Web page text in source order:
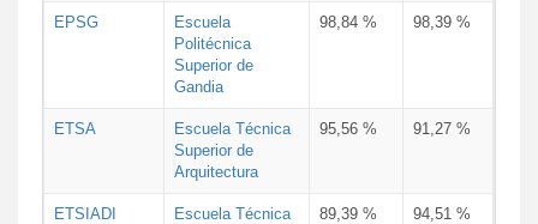
EPSG
Escuela
Politécnica
Superior de
Gandia
98,84 % 98,39 %
ETSA
Escuela Técnica
Superior de
Arquitectura
95,56 % 91,27 %
ETSIADI
Escuela Técnica
89,39 % 94,51 %